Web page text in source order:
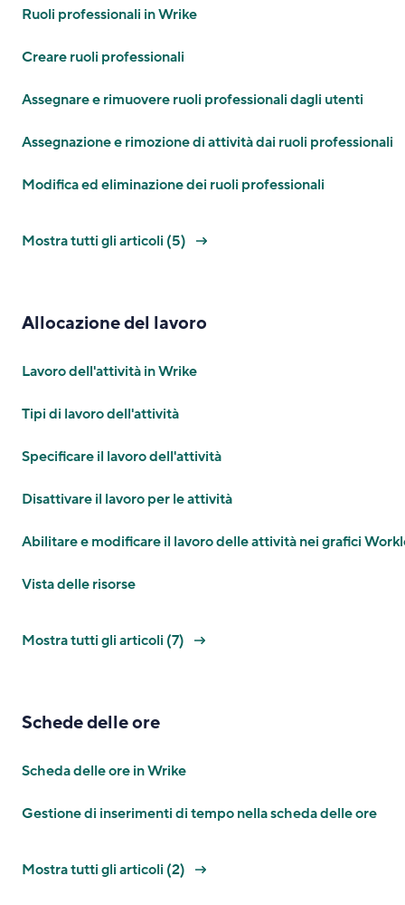
Ruoli professionali in Wrike
Creare ruoli professionali
Assegnare e rimuovere ruoli professionali dagli utenti
Assegnazione e rimozione di attività dai ruoli professionali
Modifica ed eliminazione dei ruoli professionali
Mostra tutti gli articoli (5)
Allocazione del lavoro
Lavoro dell'attività in Wrike
Tipi di lavoro dell'attività
Specificare il lavoro dell'attività
Disattivare il lavoro per le attività
Abilitare e modificare il lavoro delle attività nei grafici
Vista delle risorse
Mostra tutti gli articoli (7)
Schede delle ore
Scheda delle ore in Wrike
Gestione di inserimenti di tempo nella scheda delle ore
Mostra tutti gli articoli (2)